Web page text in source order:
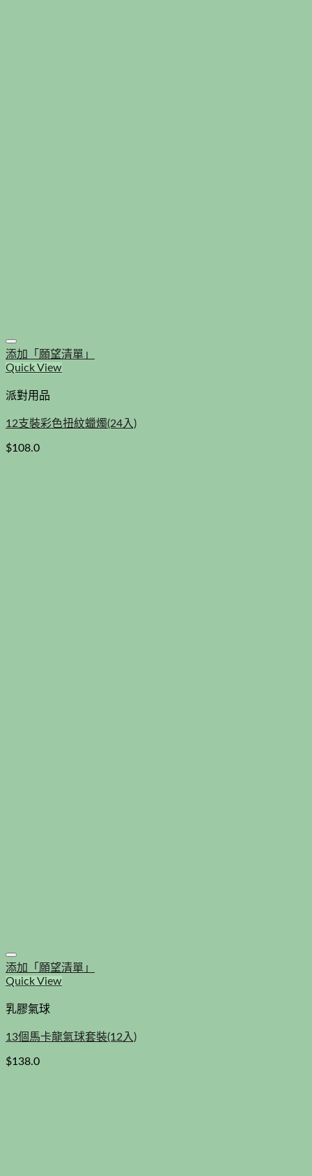
添加「願望清單」
Quick View
派對用品
12支裝彩色扭紋蠟燭(24入)
$108.0
添加「願望清單」
Quick View
乳膠氣球
13個馬卡龍氣球套裝(12入)
$138.0